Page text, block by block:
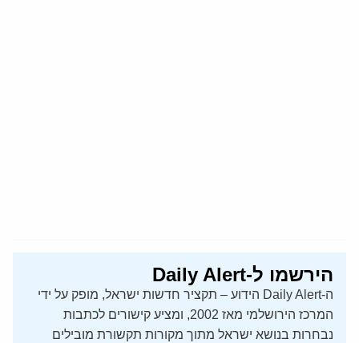
הירשמו ל-Daily Alert
ה-Daily Alert הידוע – תקציר חדשות ישראל, מופק על ידי
המרכז הירושלמי מאז 2002, ומציע קישורים לכתבות
נבחרות בנושא ישראל מתוך מקורות תקשורת מובילים